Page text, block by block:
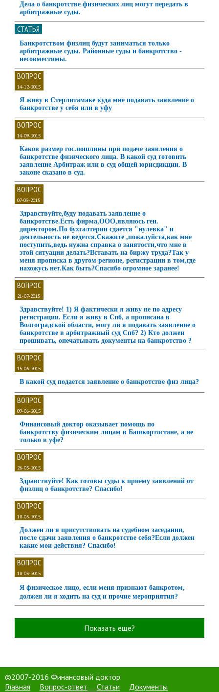
Дела о банкротстве физических лиц могут передать в
арбитражные суды.
СТАТЬЯ
Банкротством физлиц будут заниматься только
арбитражные суды. Районные суды и банкротство -
несовместимы.
ВОПРОС
14-12-2015
Я живу в Стерлитамаке куда мне подавать заявление о
банкротстве у себя или в уфу
ВОПРОС
14-09-2015
Каков размер гос.пошлины при подаче заявления о
банкротстве физического лица. В какой суд готовить
заявление Арбитраж или в суд общей юрисдикции. В
законе сказано в суд.
ВОПРОС
07-09-2015
Здравствуйте,буду подавать заявление о
банкротстве.Есть фирма,ООО,являюсь ген.
директором.По бухгалтерии сдается "нулевка" и
деятельность не ведется.Скажите ,пожалуйста,как мне
поступить,ведь нужна справка о занятости,что мне в
этой ситуации делать?Вставать на биржу труда?Так у
меня прописка в другом регионе, регистрации в том,где
нахожусь нет.Как быть?Спасибо огромное заранее!
ВОПРОС
21-07-2015
Здравствуйте! 1) Я фактически я живу не по адресу
регистрации. Если я живу в Спб, а прописана в
Волгоградской области, могу ли я подавать заявление о
банкротстве в арбитражный суд Спб? 2) Кто должен
прошивать, опечатывать документы на банкротство ?
ВОПРОС
15-06-2015
В какой суд подается заявление о банкротстве физ лица?
ВОПРОС
09-06-2015
Финансовый доктор оказывает помощь по
банкротству физическим лицам в Башкортостане, а не
только в уфе?
ВОПРОС
26-05-2015
Здравствуйте! Как готовы суды к приему заявлений от
физлиц о банкротстве? Спасибо!
ВОПРОС
18-05-2015
Должен ли я присутствовать на судебном заседании,
после сдачи заявления о банкротстве себя?Если должен
какие мои действия? Спасибо!
ВОПРОС
18-03-2015
Я физическое лицо, если меня признают банкротом,
должен ли я ходить на суд и прочие мероприятия?
Показать еще?
©2007-2016 Финансовый доктор.
Главная
Вопрос-ответ Статьи Документы